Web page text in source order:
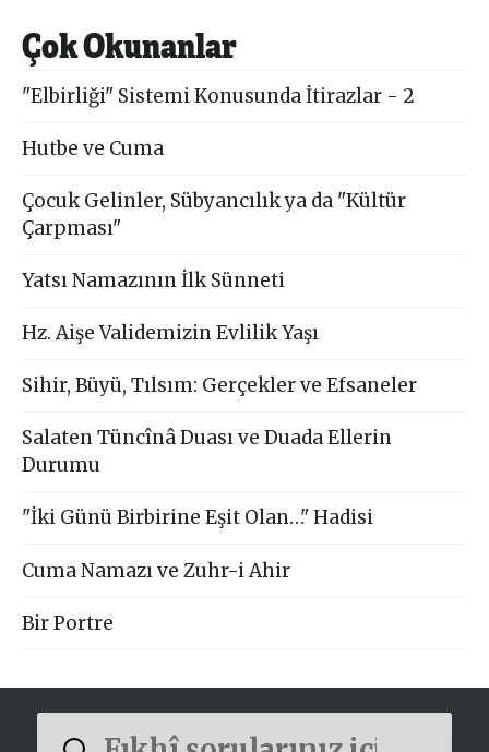
Çok Okunanlar
"Elbirliği" Sistemi Konusunda İtirazlar - 2
Hutbe ve Cuma
Çocuk Gelinler, Sübyancılık ya da "Kültür
Çarpması"
Yatsı Namazının İlk Sünneti
Hz. Aişe Validemizin Evlilik Yaşı
Sihir, Büyü, Tılsım: Gerçekler ve Efsaneler
Salaten Tüncînâ Duası ve Duada Ellerin
Durumu
"İki Günü Birbirine Eşit Olan…" Hadisi
Cuma Namazı ve Zuhr-i Ahir
Bir Portre